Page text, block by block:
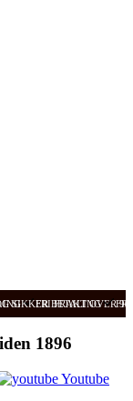
FRI FRAKT OVER
SIKKER BETALING
1896
Youtube